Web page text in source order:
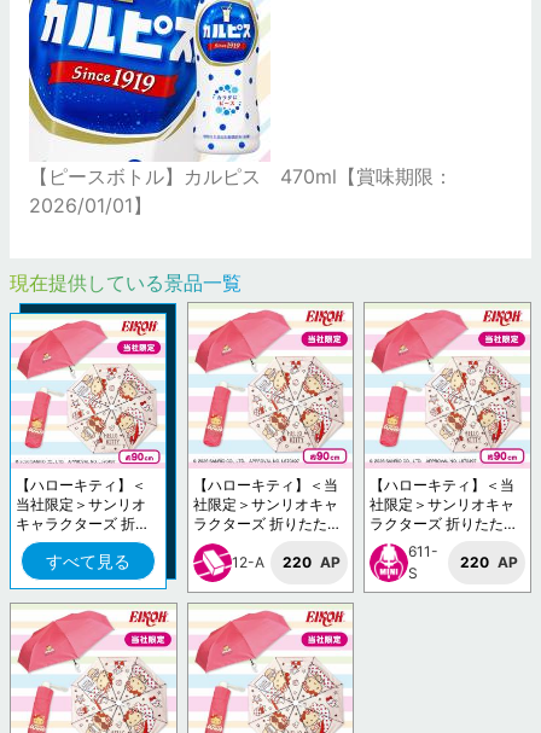
【ピースボトル】カルピス 470ml【賞味期限：
2026/01/01】
現在提供している景品一覧
【ハローキティ】＜
当社限定＞サンリオ
キャラクターズ 折り
たたみ傘
すべて見る
【ハローキティ】＜当
社限定＞サンリオキャ
ラクターズ 折りたたみ
傘
12-A
220 AP
【ハローキティ】＜当
社限定＞サンリオキャ
ラクターズ 折りたたみ
傘
611-
S
220 AP